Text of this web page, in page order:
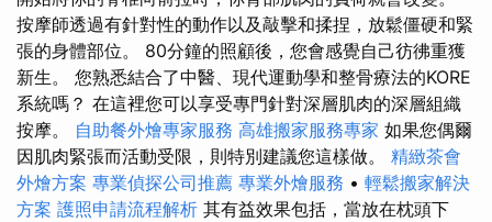
按摩師透過有針對性的動作以及敲擊和揉捏，放鬆僵硬和緊
張的身體部位。 80分鐘的照顧後，您會感覺自己彷彿重獲
新生。 您熟悉結合了中醫、現代運動學和整骨療法的KORE
系統嗎？ 在這裡您可以享受專門針對深層肌肉的深層組織
按摩。 自助餐外燴專家服務 高雄搬家服務專家 如果您偶爾
因肌肉緊張而活動受限，則特別建議您這樣做。 精緻茶會
外燴方案 專業偵探公司推薦 專業外燴服務 • 輕鬆搬家解決
方案 護照申請流程解析 其有益效果包括，當放在枕頭下